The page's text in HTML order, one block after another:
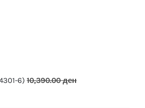
6) 10,390.00ден